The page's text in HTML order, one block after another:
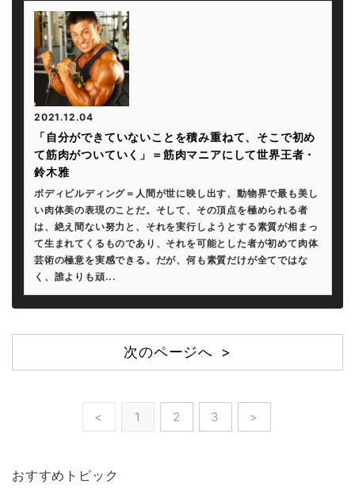
2021.12.04
「自分ができていないことを積み重ねて、そこで初め
て筋肉がついていく」＝筋肉マニアにして世界王者・
鈴木雅
ボディビルディング＝人間が世に映し出す、動物界で最も美し
い肉体美の表現のことだ。そして、その頂点を極められる者
は、絶え間ない努力と、それを実行しようとする素質が相まっ
て生まれてくるものであり、それを可能とした者が初めて肉体
芸術の極意を実感できる。だが、何も素質だけが全てではな
く、誰よりも頑...
次のページへ >
< 1 2 3 >
おすすめトピック